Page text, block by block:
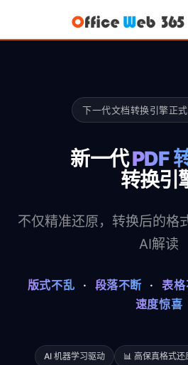
下一代文档转换引擎正
新一代PDF
转换引
不仅精准还原，转换后的格
AI解读
版式不乱 · 段落不断 · 表格
速度惊喜
AI 机器学习驱动 📊 高保真格式还